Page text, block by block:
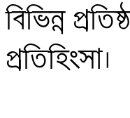
বিভিন্ন
প্রতিহিংসা।